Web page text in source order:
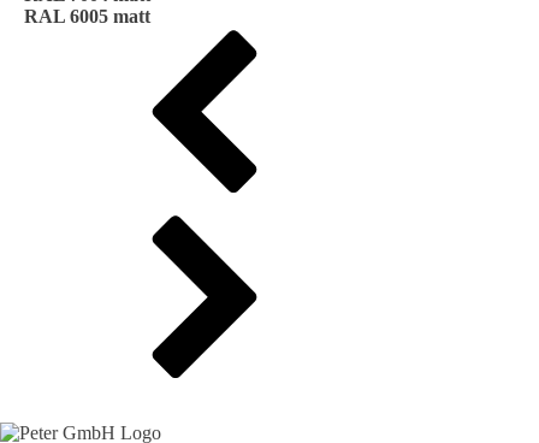
RAL 6005 matt